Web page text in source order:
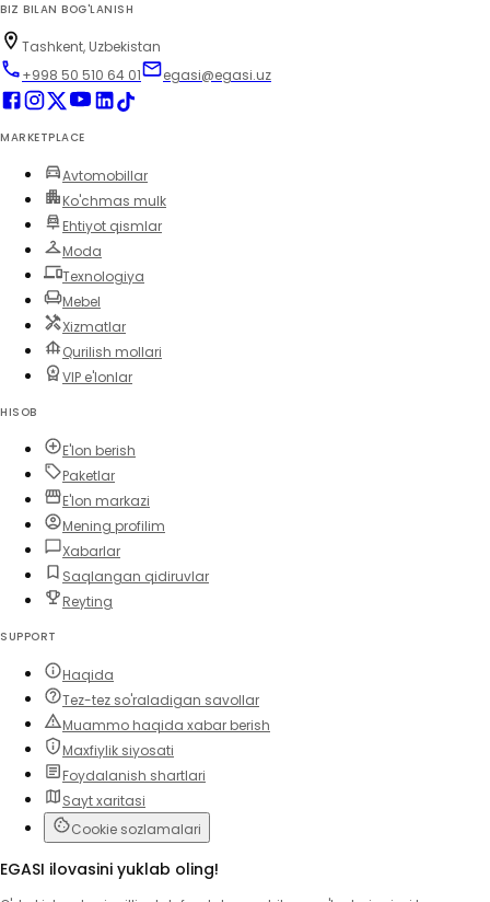
BIZ BILAN BOG'LANISH
Tashkent, Uzbekistan
+998 50 510 64 01
egasi@egasi.uz
MARKETPLACE
Avtomobillar
Ko'chmas mulk
Ehtiyot qismlar
Moda
Texnologiya
Mebel
Xizmatlar
Qurilish mollari
VIP e'lonlar
HISOB
E'lon berish
Paketlar
E'lon markazi
Mening profilim
Xabarlar
Saqlangan qidiruvlar
Reyting
SUPPORT
Haqida
Tez-tez so'raladigan savollar
Muammo haqida xabar berish
Maxfiylik siyosati
Foydalanish shartlari
Sayt xaritasi
Cookie sozlamalari
EGASI ilovasini yuklab oling!